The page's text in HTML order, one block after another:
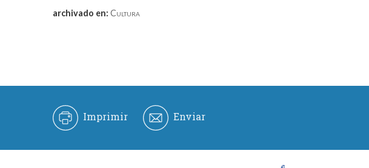
archivado en: Cultura
Imprimir Enviar